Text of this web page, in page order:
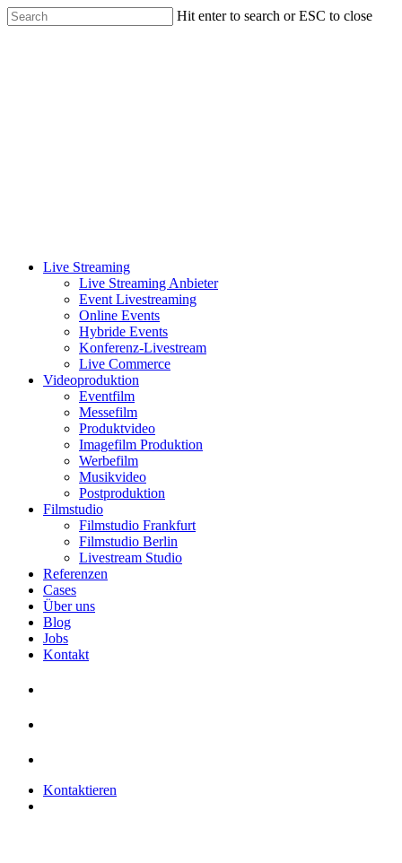
Skip
to
Hit enter to search or ESC to close
Menu
Live Streaming
Live Streaming Anbieter
Event Livestreaming
Online Events
Hybride Events
Konferenz-Livestream
Live Commerce
Videoproduktion
Eventfilm
Messefilm
Produktvideo
Imagefilm Produktion
Werbefilm
Musikvideo
Postproduktion
Filmstudio
Filmstudio Frankfurt
Filmstudio Berlin
Livestream Studio
Referenzen
Cases
Über uns
Blog
Jobs
Kontakt
Kontaktieren